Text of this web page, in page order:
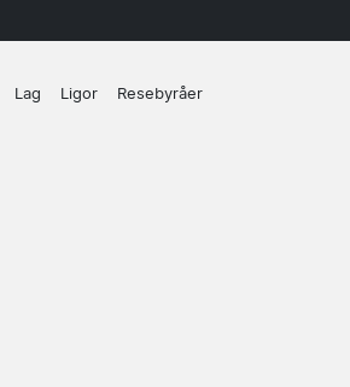
Lag Ligor Resebyråer